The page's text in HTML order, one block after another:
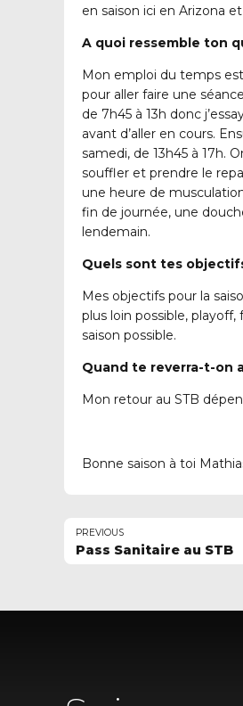
en saison ici en Arizona
A quoi ressemble ton
Mon emploi du temps
pour aller faire une
de 7h45 à 13h donc
avant d’aller en cours.
samedi, de 13h45 à 17h.
souffler et prendre le
une heure de
fin de journée, une
lendemain.
Quels sont tes
Mes objectifs pour la
plus loin possible,
saison possible.
Quand te reverra-t-on
Mon retour au STB
Bonne saison à toi
PREVIOUS
Pass Sanitaire au STB